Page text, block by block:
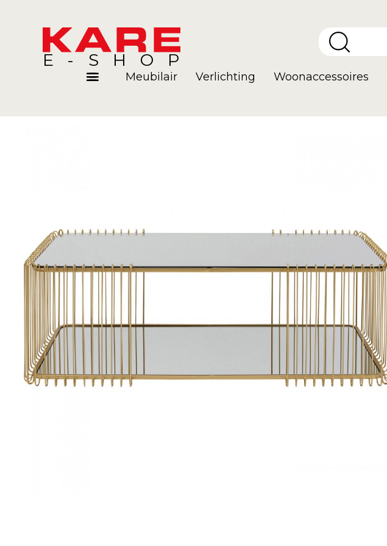
E-SHOP
Meubilair Verlichting Woonaccessoires